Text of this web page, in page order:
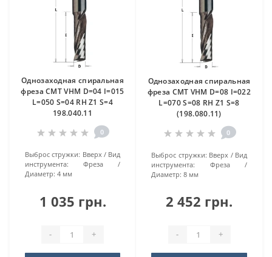
Однозаходная спиральная
фреза CMT VHM D=04 I=015
L=050 S=04 RH Z1 S=4
198.040.11
0
Выброс стружки: Вверх
Вид
инструмента:
Фреза
Диаметр: 4 мм
1 035 грн.
- +
Однозаходная спиральная
фреза CMT VHM D=08 I=022
L=070 S=08 RH Z1 S=8
(198.080.11)
0
Выброс стружки: Вверх
Вид
инструмента:
Фреза
Диаметр: 8 мм
2 452 грн.
- +